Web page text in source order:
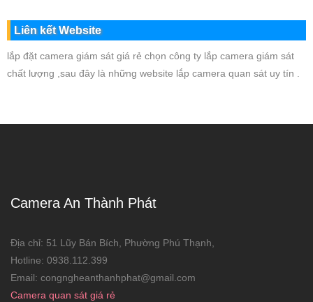
Liên kết Website
lắp đặt camera giám sát giá rẻ chọn công ty lắp camera giám sát
chất lượng ,sau đây là những website lắp camera quan sát uy tín .
Camera An Thành Phát
Địa chỉ: 51 Lũy Bán Bích, Phường Phú Thạnh,
Hotline: 0938.112.399
Email: congngheanthanhphat@gmail.com
Camera quan sát giá rẻ